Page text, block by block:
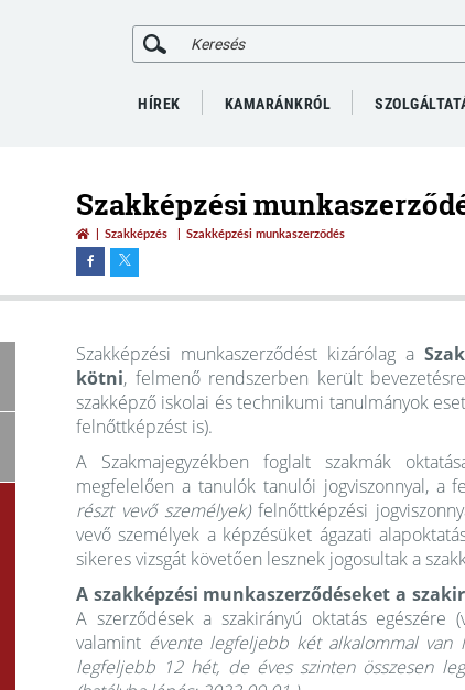
HÍREK KAMARÁNKRÓL
Szakképzési
Szakképzés Szakképzési munkaszerződés
Szakképzési munkaszerződést kizárólag a
kötni, felmenő rendszerben került
szakképző iskolai és technikumi tanulmányok
felnőttképzést is).
A Szakmajegyzékben foglalt szakmák
megfelelően a tanulók tanulói jogviszonnyal, a
részt vevő személyek)felnőttképzési
vevő személyek a képzésüket ágazati
sikeres vizsgát követően lesznek jogosultak a
A szakképzési munkaszerződéseket a
A szerződések a szakirányú oktatás egészére
valamint évente legfeljebb két alkalommal
legfeljebb 12 hét, de éves szinten összesen